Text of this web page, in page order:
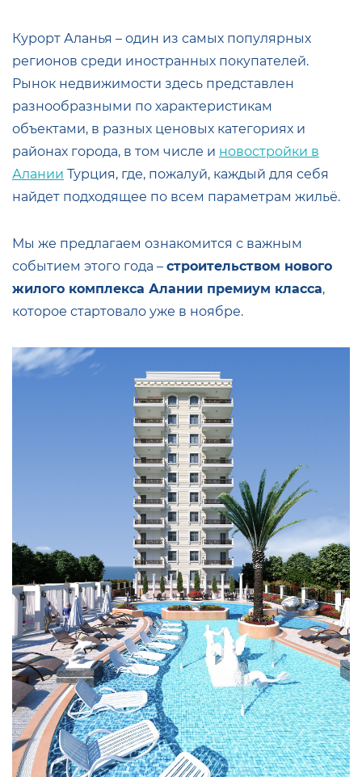
Курорт Аланья – один из самых популярных
регионов среди иностранных покупателей.
Рынок недвижимости здесь представлен
разнообразными по характеристикам
объектами, в разных ценовых категориях и
районах города, в том числе и новостройки в
Алании Турция, где, пожалуй, каждый для себя
найдет подходящее по всем параметрам жильё.
Мы же предлагаем ознакомится с важным
событием этого года – строительством нового
жилого комплекса Алании премиум класса,
которое стартовало уже в ноябре.